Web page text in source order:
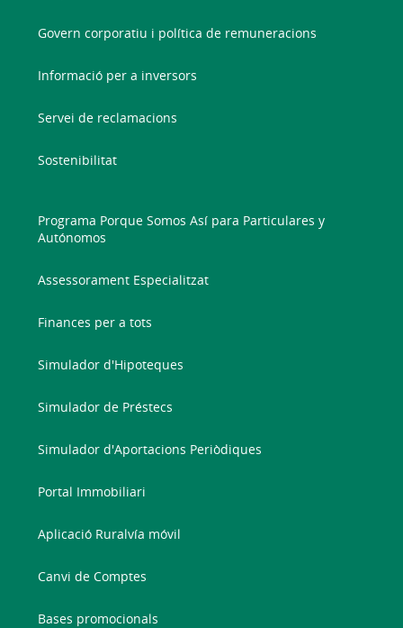
Govern corporatiu i política de remuneracions
Informació per a inversors
Servei de reclamacions
Sostenibilitat
Programa Porque Somos Así para Particulares y
Autónomos
Assessorament Especialitzat
Finances per a tots
Simulador d'Hipoteques
Simulador de Préstecs
Simulador d'Aportacions Periòdiques
Portal Immobiliari
Aplicació Ruralvía móvil
Canvi de Comptes
Bases promocionals